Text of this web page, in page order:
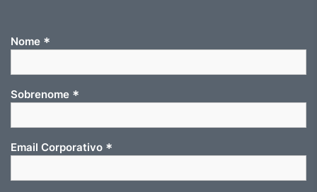
Nome *
Sobrenome *
Email Corporativo *